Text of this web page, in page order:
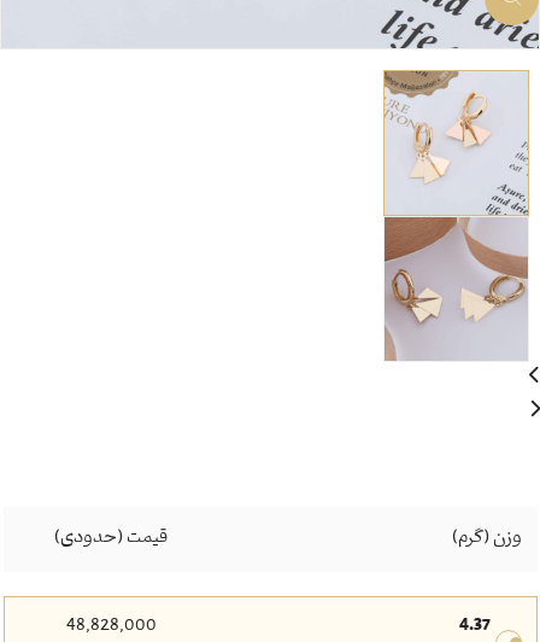
وزن (گرم) قیمت (حدودی)
4.37
48,828,000